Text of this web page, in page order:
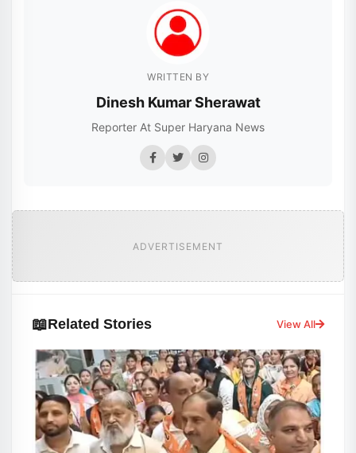
WRITTEN BY
Dinesh Kumar Sherawat
Reporter At Super Haryana News
ADVERTISEMENT
📖Related Stories View All